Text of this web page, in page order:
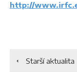
http://
Starší aktualita